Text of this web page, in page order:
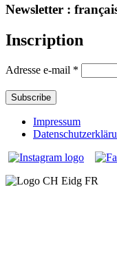
Newsletter :
Inscription
Adresse e-mail *
Impressum